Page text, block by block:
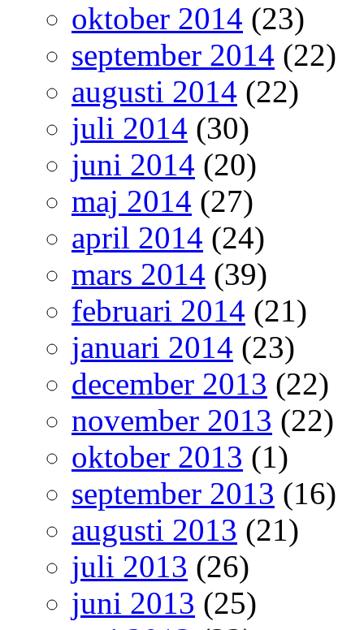
oktober 2014 (23)
september 2014 (22)
augusti 2014 (22)
juli 2014 (30)
juni 2014 (20)
maj 2014 (27)
april 2014 (24)
mars 2014 (39)
februari 2014 (21)
januari 2014 (23)
december 2013 (22)
november 2013 (22)
oktober 2013 (1)
september 2013 (16)
augusti 2013 (21)
juli 2013 (26)
juni 2013 (25)